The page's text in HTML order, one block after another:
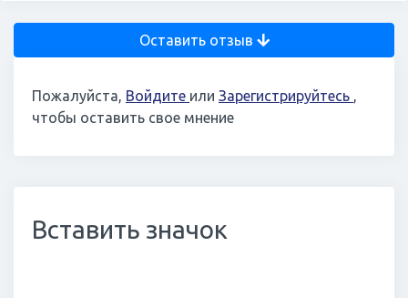
Оставить отзыв
Пожалуйста, Войдите или Зарегистрируйтесь ,
чтобы оставить свое мнение
Вставить значок